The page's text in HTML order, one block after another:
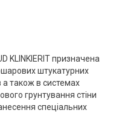
KLINKIERIT призначена
штукатурних
а також в системах
грунтування стіни
спеціальних